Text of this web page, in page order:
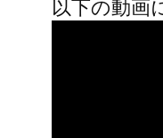
以下の動画